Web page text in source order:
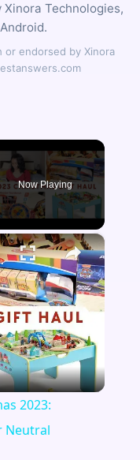
Technologies,
endorsed by Xinora
Now Playing
×
Christmas Gift Haul!
2023:
Neutral